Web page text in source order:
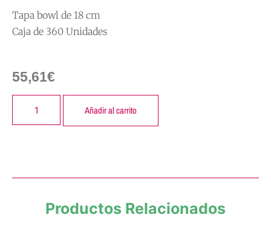
Tapa bowl de 18 cm
Caja de 360 Unidades
55,61€
Añadir al carrito
Productos Relacionados